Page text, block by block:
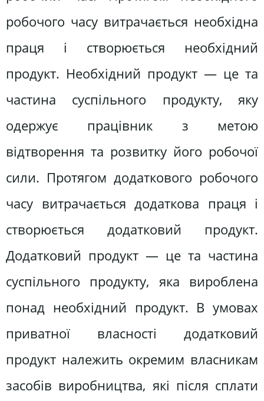
робочого часу витрачається необхідна
праця і створюється необхідний
продукт. Необхідний продукт — це та
частина суспільного продукту, яку
одержує працівник з метою
відтворення та розвитку його робочої
сили. Протягом додаткового робочого
часу витрачається додаткова праця і
створюється додатковий продукт.
Додатковий продукт — це та частина
суспільного продукту, яка вироблена
понад необхідний продукт. В умовах
приватної власності додатковий
продукт належить окремим власникам
засобів виробництва, які після сплати